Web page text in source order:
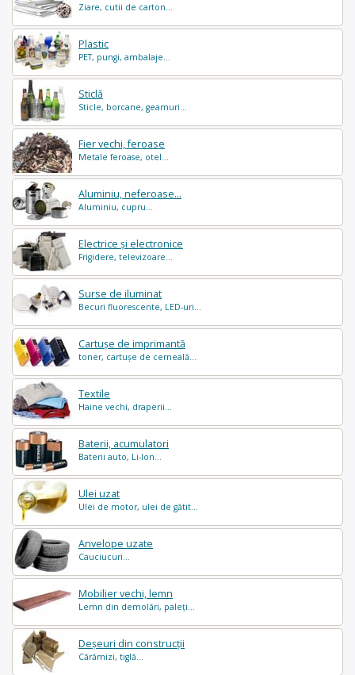
Ziare, cutii de carton...
Plastic
PET, pungi, ambalaje...
Sticlă
Sticle, borcane, geamuri...
Fier vechi, feroase
Metale feroase, otel...
Aluminiu, neferoase...
Aluminiu, cupru...
Electrice și electronice
Frigidere, televizoare...
Surse de iluminat
Becuri fluorescente, LED-uri...
Cartușe de imprimantă
toner, cartușe de cerneală...
Textile
Haine vechi, draperii...
Baterii, acumulatori
Baterii auto, Li-Ion...
Ulei uzat
Ulei de motor, ulei de gătit...
Anvelope uzate
Cauciucuri...
Mobilier vechi, lemn
Lemn din demolări, paleți...
Deșeuri din construcții
Cărămizi, tiglă...